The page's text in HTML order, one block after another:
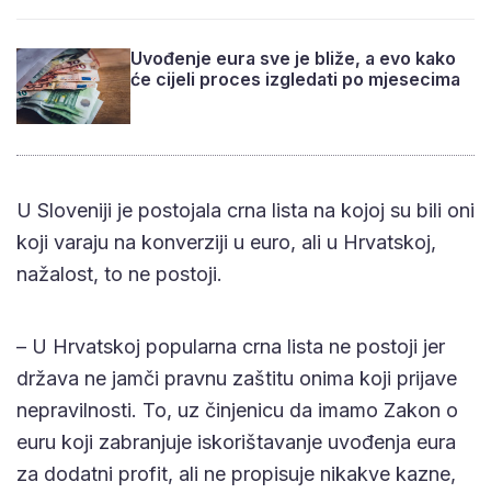
Uvođenje eura sve je bliže, a evo kako
će cijeli proces izgledati po mjesecima
U Sloveniji je postojala crna lista na kojoj su bili oni
koji varaju na konverziji u euro, ali u Hrvatskoj,
nažalost, to ne postoji.
– U Hrvatskoj popularna crna lista ne postoji jer
država ne jamči pravnu zaštitu onima koji prijave
nepravilnosti. To, uz činjenicu da imamo Zakon o
euru koji zabranjuje iskorištavanje uvođenja eura
za dodatni profit, ali ne propisuje nikakve kazne,